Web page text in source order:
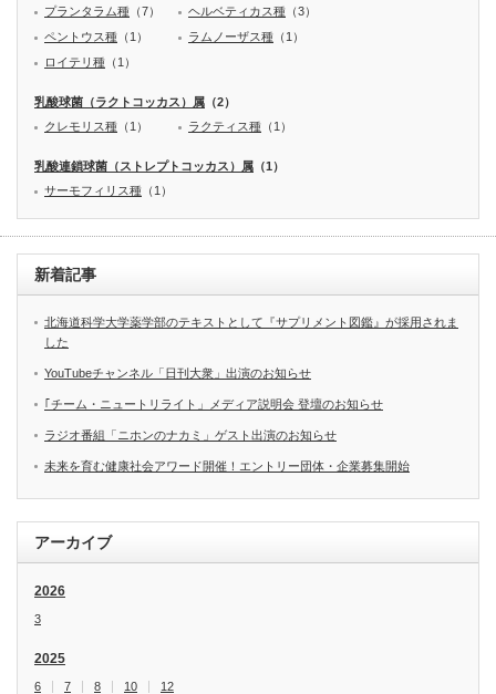
プランタラム種 （7） ヘルベティカス種 （3）
ペントウス種 （1） ラムノーザス種 （1）
ロイテリ種 （1）
乳酸球菌（ラクトコッカス）属 （2）
クレモリス種 （1） ラクティス種 （1）
乳酸連鎖球菌（ストレプトコッカス）属 （1）
サーモフィリス種 （1）
新着記事
北海道科学大学薬学部のテキストとして『サプリメント図鑑』が採用されま
した
YouTubeチャンネル「日刊大衆」出演のお知らせ
｢チーム・ニュートリライト」メディア説明会 登壇のお知らせ
ラジオ番組「ニホンのナカミ」ゲスト出演のお知らせ
未来を育む健康社会アワード開催！エントリー団体・企業募集開始
アーカイブ
2026
3
2025
6 7 8 10 12